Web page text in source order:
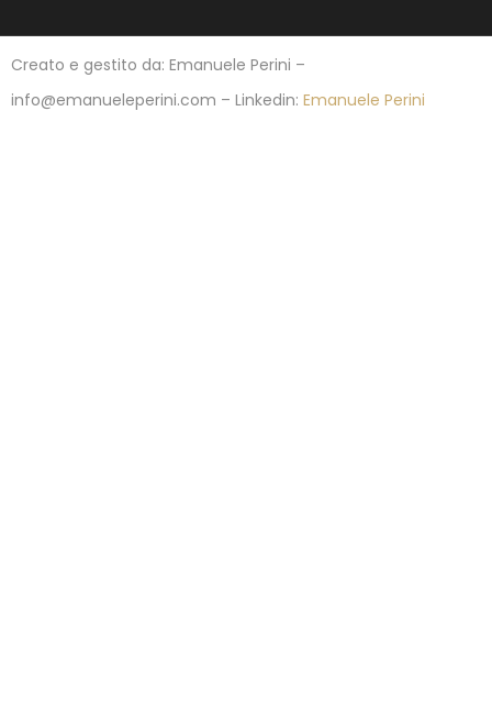
Creato e gestito da: Emanuele Perini –
info@emanueleperini.com – Linkedin: Emanuele Perini